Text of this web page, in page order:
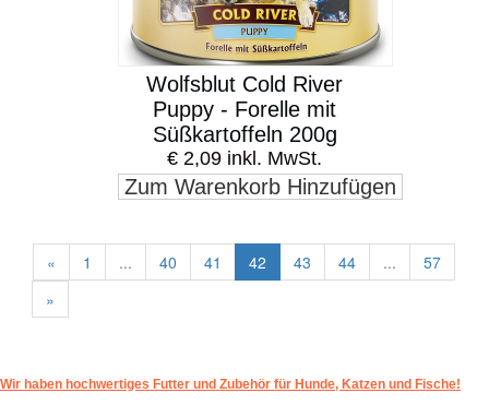
Wolfsblut Cold River
Puppy - Forelle mit
Süßkartoffeln 200g
€ 2,09 inkl. MwSt.
Zum Warenkorb Hinzufügen
« 1 ... 40 41 42 43 44 ...
57
»
Wir haben hochwertiges Futter und Zubehör für Hunde, Katzen und Fische!